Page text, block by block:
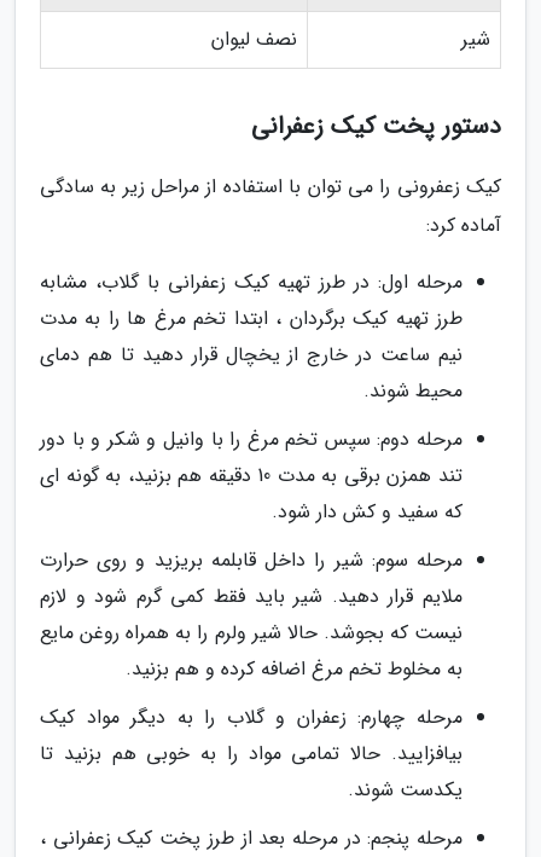
شیر
نصف لیوان
دستور پخت کیک زعفرانی
کیک زعفرونی را می توان با استفاده از مراحل زیر به سادگی
آماده کرد:
مرحله اول: در طرز تهیه کیک زعفرانی با گلاب، مشابه
طرز تهیه کیک برگردان ، ابتدا تخم مرغ ها را به مدت
نیم ساعت در خارج از یخچال قرار دهید تا هم دمای
محیط شوند.
مرحله دوم: سپس تخم مرغ را با وانیل و شکر و با دور
تند همزن برقی به مدت 10 دقیقه هم بزنید، به گونه ای
که سفید و کش دار شود.
مرحله سوم: شیر را داخل قابلمه بریزید و روی حرارت
ملایم قرار دهید. شیر باید فقط کمی گرم شود و لازم
نیست که بجوشد. حالا شیر ولرم را به همراه روغن مایع
به مخلوط تخم مرغ اضافه کرده و هم بزنید.
مرحله چهارم: زعفران و گلاب را به دیگر مواد کیک
بیافزایید. حالا تمامی مواد را به خوبی هم بزنید تا
یکدست شوند.
مرحله پنجم: در مرحله بعد از طرز پخت کیک زعفرانی ،